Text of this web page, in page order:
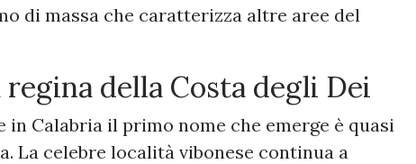
di massa che caratterizza altre aree del
della Costa degli Dei
in Calabria il primo nome che emerge è quasi
La celebre località vibonese continua a